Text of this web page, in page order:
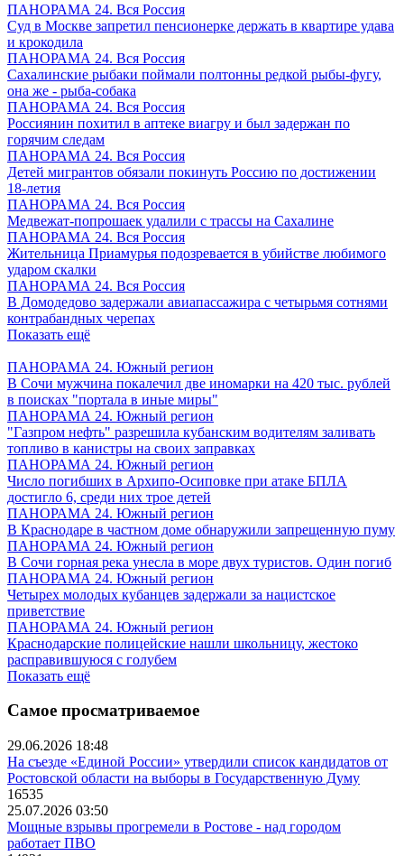
ПАНОРАМА 24. Вся Россия
Суд в Москве запретил пенсионерке держать в квартире удава
и крокодила
ПАНОРАМА 24. Вся Россия
Сахалинские рыбаки поймали полтонны редкой рыбы-фугу,
она же - рыба-собака
ПАНОРАМА 24. Вся Россия
Россиянин похитил в аптеке виагру и был задержан по
горячим следам
ПАНОРАМА 24. Вся Россия
Детей мигрантов обязали покинуть Россию по достижении
18-летия
ПАНОРАМА 24. Вся Россия
Медвежат-попрошаек удалили с трассы на Сахалине
ПАНОРАМА 24. Вся Россия
Жительница Приамурья подозревается в убийстве любимого
ударом скалки
ПАНОРАМА 24. Вся Россия
В Домодедово задержали авиапассажира с четырьмя сотнями
контрабандных черепах
Показать ещё
ПАНОРАМА 24. Южный регион
В Сочи мужчина покалечил две иномарки на 420 тыс. рублей
в поисках "портала в иные миры"
ПАНОРАМА 24. Южный регион
"Газпром нефть" разрешила кубанским водителям заливать
топливо в канистры на своих заправках
ПАНОРАМА 24. Южный регион
Число погибших в Архипо-Осиповке при атаке БПЛА
достигло 6, среди них трое детей
ПАНОРАМА 24. Южный регион
В Краснодаре в частном доме обнаружили запрещенную пуму
ПАНОРАМА 24. Южный регион
В Сочи горная река унесла в море двух туристов. Один погиб
ПАНОРАМА 24. Южный регион
Четырех молодых кубанцев задержали за нацистское
приветствие
ПАНОРАМА 24. Южный регион
Краснодарские полицейские нашли школьницу, жестоко
расправившуюся с голубем
Показать ещё
Самое просматриваемое
29.06.2026 18:48
На съезде «Единой России» утвердили список кандидатов от
Ростовской области на выборы в Государственную Думу
16535
25.07.2026 03:50
Мощные взрывы прогремели в Ростове - над городом
работает ПВО